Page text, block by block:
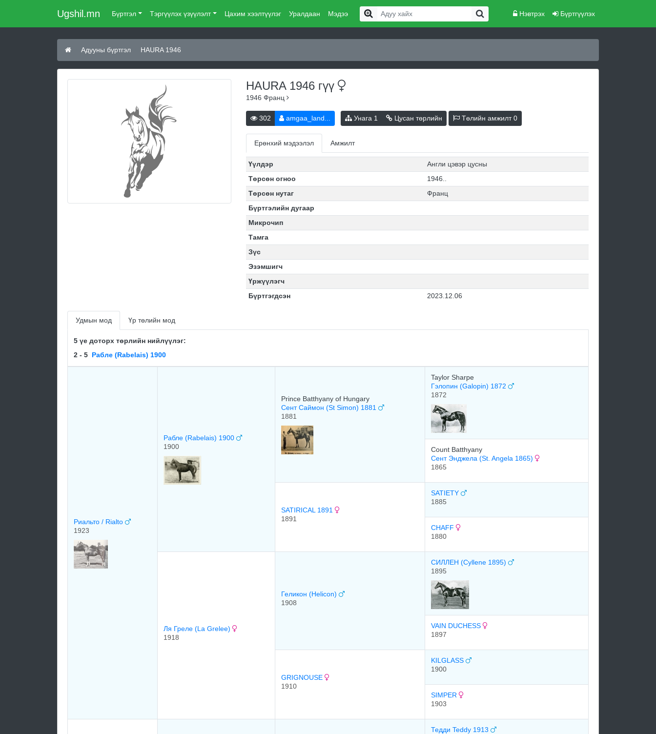
Ugshil.mn Бүртгэл Тэргүүлэх үзүүлэлт Цахим хээлтүүлэг Уралдаан Мэдээ Нэвтрэх Бүртгүүлэх
Адууны бүртгэл HAURA 1946
HAURA 1946 гүү
1946 Франц
302 amgaa_land... Унага 1 Цусан төрлийн Төлийн амжилт0
Ерөнхий мэдээлэл Амжилт
Үүлдэр
Англи цэвэр цусны
Төрсөн огноо
1946..
Төрсөн нутаг
Франц
Бүртгэлийн дугаар
Микрочип
Тамга
Зүс
Эзэмшигч
Үржүүлэгч
Бүртгэгдсэн
2023.12.06
Удмын мод Үр төлийн мод
5 үе доторх төрлийн нийлүүлэг:
2 - 5 Рабле (Rabelais) 1900
Риальто / Rialto
1923
Рабле (Rabelais) 1900
1900
Prince Batthyany of Hungary
Сент Саймон (St Simon) 1881
1881
Taylor Sharpe
Гэлопин (Galopin) 1872
1872
Count Batthyany
Сент Энджела (St. Angela 1865)
1865
SATIRICAL 1891
1891
SATIETY
1885
CHAFF
1880
Ля Греле (La Grelee)
1918
Геликон (Helicon)
1908
СИЛЛЕН (Cyllene 1895)
1895
VAIN DUCHESS
1897
GRIGNOUSE
1910
KILGLASS
1900
SIMPER
1903
Тедди Teddy 1913